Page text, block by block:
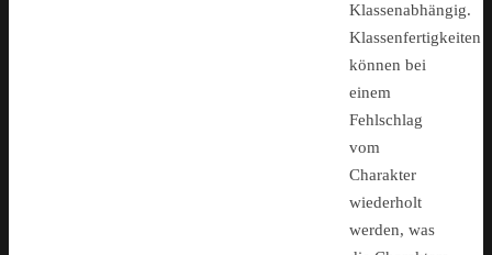
Klassenabhängig.
Klassenfertigkeiten
können bei
einem
Fehlschlag
vom
Charakter
wiederholt
werden, was